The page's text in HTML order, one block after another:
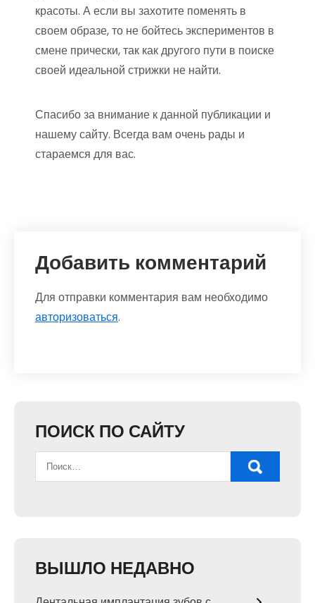
красоты. А если вы захотите поменять в
своем образе, то не бойтесь экспериментов в
смене прически, так как другого пути в поиске
своей идеальной стрижки не найти.
Спасибо за внимание к данной публикации и
нашему сайту. Всегда вам очень рады и
стараемся для вас.
Добавить комментарий
Для отправки комментария вам необходимо
авторизоваться.
ПОИСК ПО САЙТУ
ВЫШЛО НЕДАВНО